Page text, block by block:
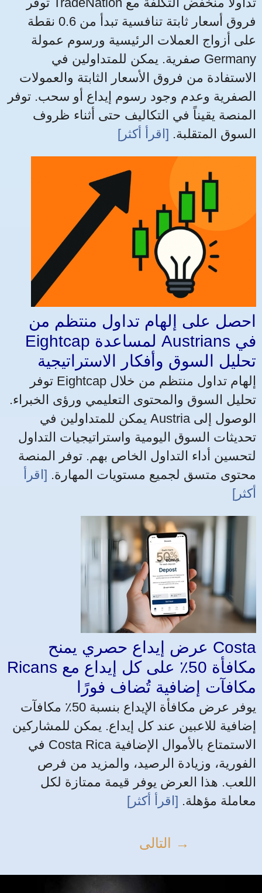
فروق أسعار ثابتة تنافسية تبدأ من 0.6 نقطة
على أزواج العملات الرئيسية ورسوم عمولة
صفرية. يمكن للمتداولين في Germany
الاستفادة من فروق الأسعار الثابتة والعمولات
الصفرية وعدم وجود رسوم إيداع أو سحب. توفر
المنصة يقيناً في التكاليف حتى أثناء ظروف
السوق المتقلبة. [اقرأ أكثر]
احصل على إلهام تداول منتظم من
Eightcap لمساعدة Austrians في
تحليل السوق وأفكار الاستراتيجية
توفر Eightcap إلهام تداول منتظم من خلال
تحليل السوق والمحتوى التعليمي ورؤى الخبراء.
يمكن للمتداولين في Austria الوصول إلى
تحديثات السوق اليومية واستراتيجيات التداول
لتحسين أداء التداول الخاص بهم. توفر المنصة
محتوى متسق لجميع مستويات المهارة. [اقرأ
أكثر]
عرض إيداع حصري يمنح Costa
Ricans مكافأة 50٪ على كل إيداع مع
مكافآت إضافية تُضاف فورًا
يوفر عرض مكافأة الإيداع بنسبة 50٪ مكافآت
إضافية للاعبين عند كل إيداع. يمكن للمشاركين
في Costa Rica الاستمتاع بالأموال الإضافية
الفورية، وزيادة الرصيد، والمزيد من فرص
اللعب. هذا العرض يوفر قيمة ممتازة لكل
معاملة مؤهلة. [اقرأ أكثر]
التالى →